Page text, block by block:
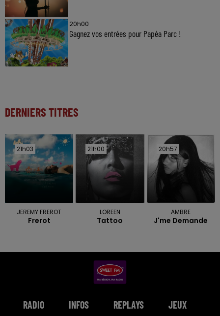
20h00
Gagnez vos entrées pour Papéa Parc !
DERNIERS TITRES
21h03
21h03
JEREMY FREROT
Frerot
21h00
21h00
LOREEN
Tattoo
20h57
20h57
AMBRE
J'me Demande
RADIO INFOS REPLAYS JEUX